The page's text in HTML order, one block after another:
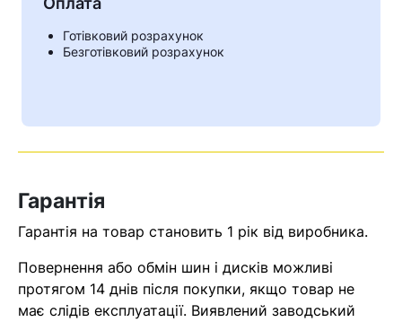
У кошику немає товарів.
Помилка:
Оператор зв’яжеться з вами
найближчим часом
Готівковий розрахунок
Безготівковий розрахунок
Гарантія
Гарантія на товар становить 1 рік від виробника.
Повернення або обмін шин і дисків можливі
протягом 14 днів після покупки, якщо товар не
має слідів експлуатації. Виявлений заводський